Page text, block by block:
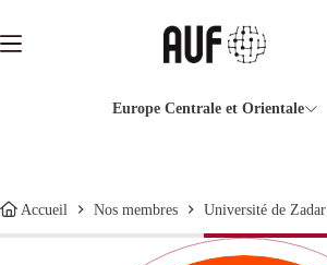
contenu
Europe Centrale et Orientale
Accueil Nos membres Université de Zadar